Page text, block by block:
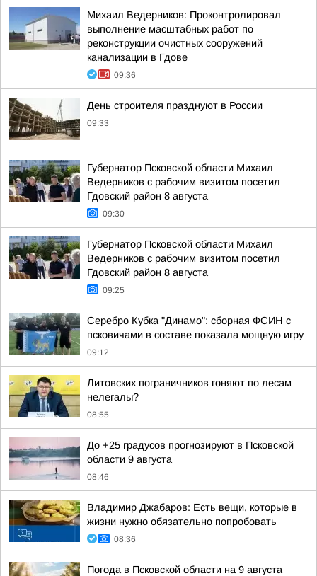
Михаил Ведерников: Проконтролировал
выполнение масштабных работ по
реконструкции очистных сооружений
канализации в Гдове
09:36
День строителя празднуют в России
09:33
Губернатор Псковской области Михаил
Ведерников с рабочим визитом посетил
Гдовский район 8 августа
09:30
Губернатор Псковской области Михаил
Ведерников с рабочим визитом посетил
Гдовский район 8 августа
09:25
Серебро Кубка "Динамо": сборная ФСИН с
псковичами в составе показала мощную игру
09:12
Литовских пограничников гоняют по лесам
нелегалы?
08:55
До +25 градусов прогнозируют в Псковской
области 9 августа
08:46
Владимир Джабаров: Есть вещи, которые в
жизни нужно обязательно попробовать
08:36
Погода в Псковской области на 9 августа